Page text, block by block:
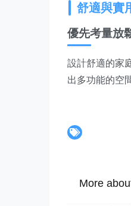
舒適與實
優先考量放
設計舒適的家
出多功能的空
More